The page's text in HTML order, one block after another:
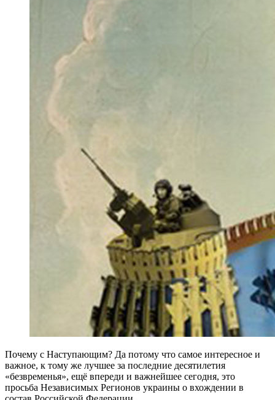
Почему с Наступающим? Да потому что самое интересное и
важное, к тому же лучшее за последние десятилетия
«безвременья», ещё впереди и важнейшее сегодня, это
просьба Независимых Регионов украины о вхождении в